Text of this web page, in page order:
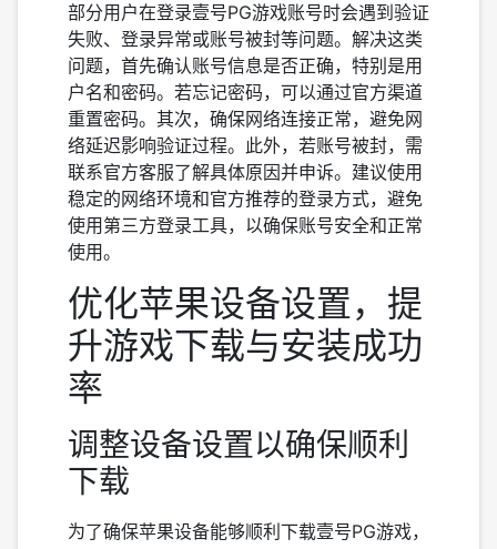
部分用户在登录壹号PG游戏账号时会遇到验证
失败、登录异常或账号被封等问题。解决这类
问题，首先确认账号信息是否正确，特别是用
户名和密码。若忘记密码，可以通过官方渠道
重置密码。其次，确保网络连接正常，避免网
络延迟影响验证过程。此外，若账号被封，需
联系官方客服了解具体原因并申诉。建议使用
稳定的网络环境和官方推荐的登录方式，避免
使用第三方登录工具，以确保账号安全和正常
使用。
优化苹果设备设置，提
升游戏下载与安装成功
率
调整设备设置以确保顺利
下载
为了确保苹果设备能够顺利下载壹号PG游戏，